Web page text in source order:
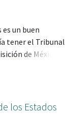
es un buen
tener el Tribunal
de México,
entre
después del
tras la
los Estados